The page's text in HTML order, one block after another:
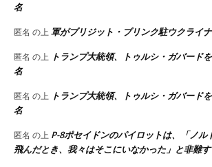
名
匿名 の上 軍がブリジット・ブリンク駐ウクライ
匿名 の上 トランプ大統領、トゥルシ・ガバード
名
匿名 の上 トランプ大統領、トゥルシ・ガバード
名
匿名 の上 P-8ポセイドンのパイロットは、「ノル
飛んだとき、我々はそこにいなかった」と非難す